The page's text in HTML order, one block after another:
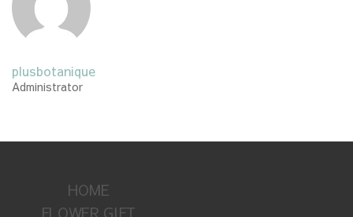
plusbotanique
Administrator
HOME
FLOWER GIFT